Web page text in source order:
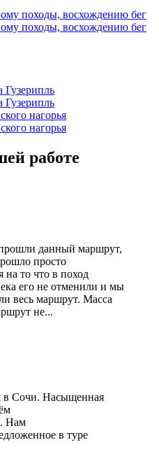
работе
данный маршрут,
просто
на то что в поход
его не отменили и мы
весь маршрут. Масса
не...
в Сочи. Насыщенная
Нам
в туре